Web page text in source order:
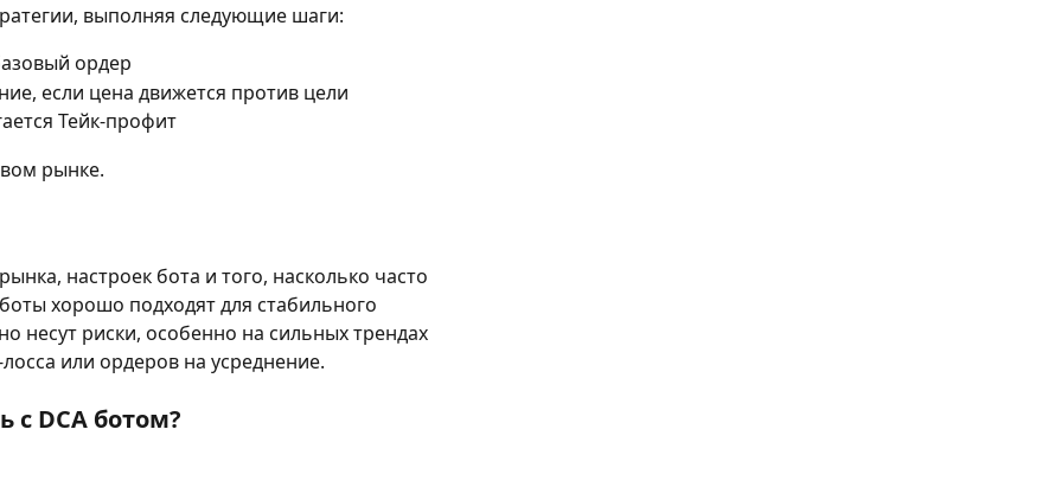
выполняя следующие шаги:
ордер
если цена движется против цели
Тейк-профит
рынке.
настроек бота и того, насколько часто
хорошо подходят для стабильного
несут риски, особенно на сильных трендах
или ордеров на усреднение.
с DCA ботом?